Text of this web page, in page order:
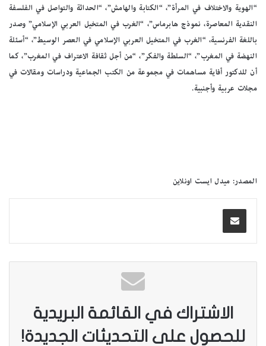
“الهوية والاختلاف في المرأة”، “الكتابة والهامش”، “الحداثة والتواصل في الفلسفة
النقدية المعاصرة، نموذج هابرماس”، “الغرب في المتخيل العربي الإسلامي” وصدر
باللغة الفرنسية، “الغرب في المتخيل العربي الإسلامي في العصر الوسيط”، “أسئلة
النهضة في المغرب”، “السلطة والفكر”، “من أجل ثقافة الاعتراف في المغرب”، كما
أن للدكتور أفاية مساهمات في مجموعة من الكتب الجماعية ودراسات ومقالات في
مجلات عربية وأجنبية.
المصدر: ميدل ايست اونلاين
الاشتراك في القائمة البريدية
للحصول على التحديثات الجديدة!